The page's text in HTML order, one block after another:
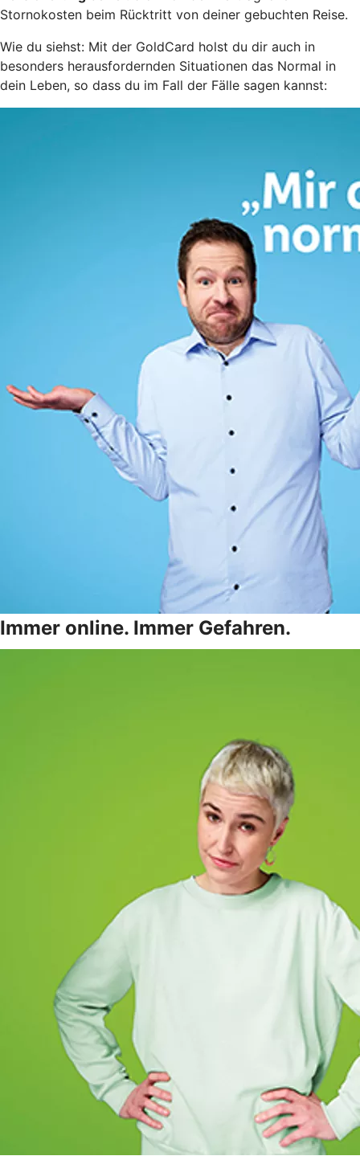
Stornokosten beim Rücktritt von deiner gebuchten Reise.
Wie du siehst: Mit der GoldCard holst du dir auch in
besonders herausfordernden Situationen das Normal in
dein Leben, so dass du im Fall der Fälle sagen kannst:
Immer online. Immer Gefahren.